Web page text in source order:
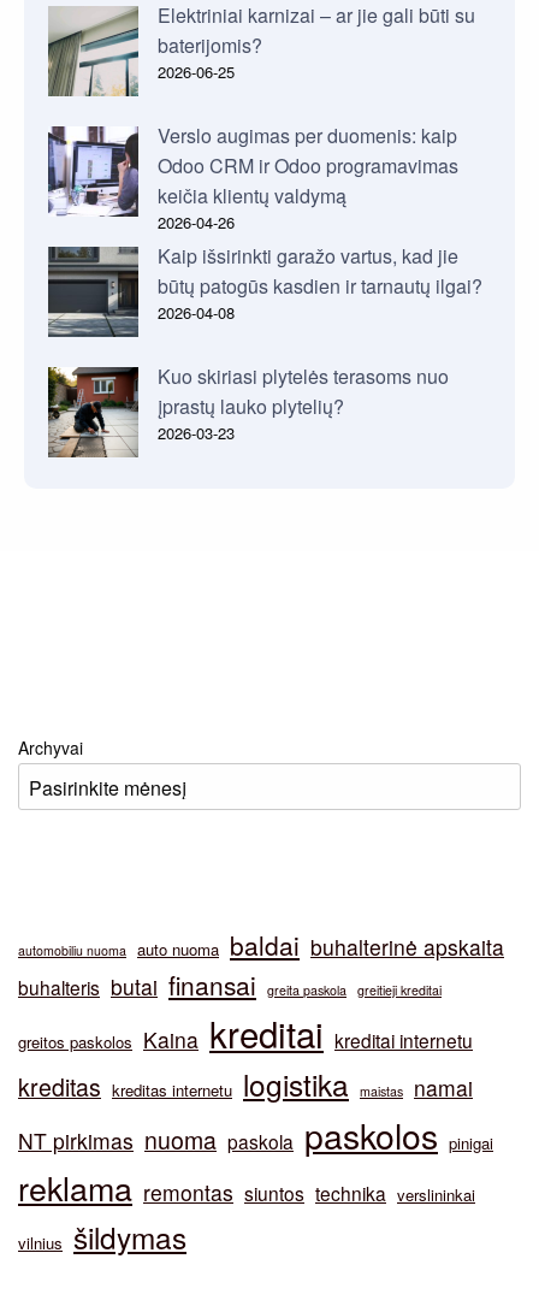
Elektriniai karnizai – ar jie gali būti su
baterijomis?
2026-06-25
Verslo augimas per duomenis: kaip
Odoo CRM ir Odoo programavimas
keičia klientų valdymą
2026-04-26
Kaip išsirinkti garažo vartus, kad jie
būtų patogūs kasdien ir tarnautų ilgai?
2026-04-08
Kuo skiriasi plytelės terasoms nuo
įprastų lauko plytelių?
2026-03-23
Archyvai
automobiliu nuoma auto nuoma baldai buhalterinė apskaita
buhalteris butai finansai greita paskola greitieji kreditai
greitos paskolos Kaina kreditai kreditai internetu
kreditas kreditas internetu logistika maistas
namai
NT pirkimas nuoma paskola paskolos pinigai
reklama remontas siuntos technika verslininkai
vilnius šildymas